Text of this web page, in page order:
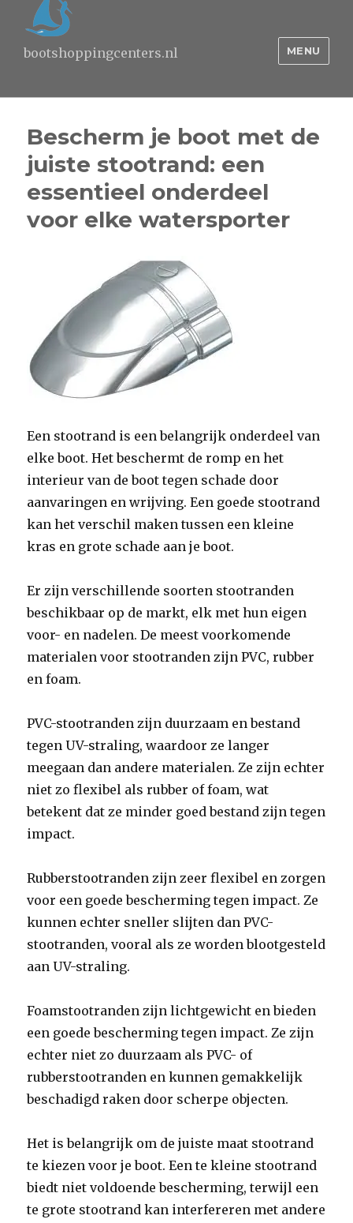
bootshoppingcenters.nl MENU
Bescherm je boot met de
juiste stootrand: een
essentieel onderdeel
voor elke watersporter
Een stootrand is een belangrijk onderdeel van
elke boot. Het beschermt de romp en het
interieur van de boot tegen schade door
aanvaringen en wrijving. Een goede stootrand
kan het verschil maken tussen een kleine
kras en grote schade aan je boot.
Er zijn verschillende soorten stootranden
beschikbaar op de markt, elk met hun eigen
voor- en nadelen. De meest voorkomende
materialen voor stootranden zijn PVC, rubber
en foam.
PVC-stootranden zijn duurzaam en bestand
tegen UV-straling, waardoor ze langer
meegaan dan andere materialen. Ze zijn echter
niet zo flexibel als rubber of foam, wat
betekent dat ze minder goed bestand zijn tegen
impact.
Rubberstootranden zijn zeer flexibel en zorgen
voor een goede bescherming tegen impact. Ze
kunnen echter sneller slijten dan PVC-
stootranden, vooral als ze worden blootgesteld
aan UV-straling.
Foamstootranden zijn lichtgewicht en bieden
een goede bescherming tegen impact. Ze zijn
echter niet zo duurzaam als PVC- of
rubberstootranden en kunnen gemakkelijk
beschadigd raken door scherpe objecten.
Het is belangrijk om de juiste maat stootrand
te kiezen voor je boot. Een te kleine stootrand
biedt niet voldoende bescherming, terwijl een
te grote stootrand kan interfereren met andere